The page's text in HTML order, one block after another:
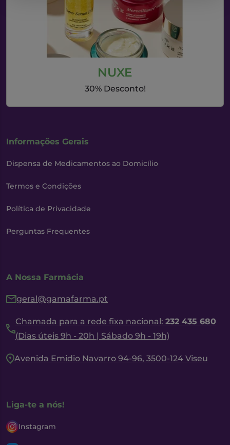
NUXE
30% Desconto!
Informações Gerais
Dispensa de Medicamentos ao Domicílio
Termos e Condições
Política de Privacidade
Perguntas Frequentes
A Nossa Farmácia
geral@gamafarma.pt
Chamada para a rede fixa nacional: 232 435 680
(Dias úteis 9h - 20h | Sábado 9h - 19h)
Avenida Emidio Navarro 94-96, 3500-124 Viseu
Liga-te a nós!
Instagram